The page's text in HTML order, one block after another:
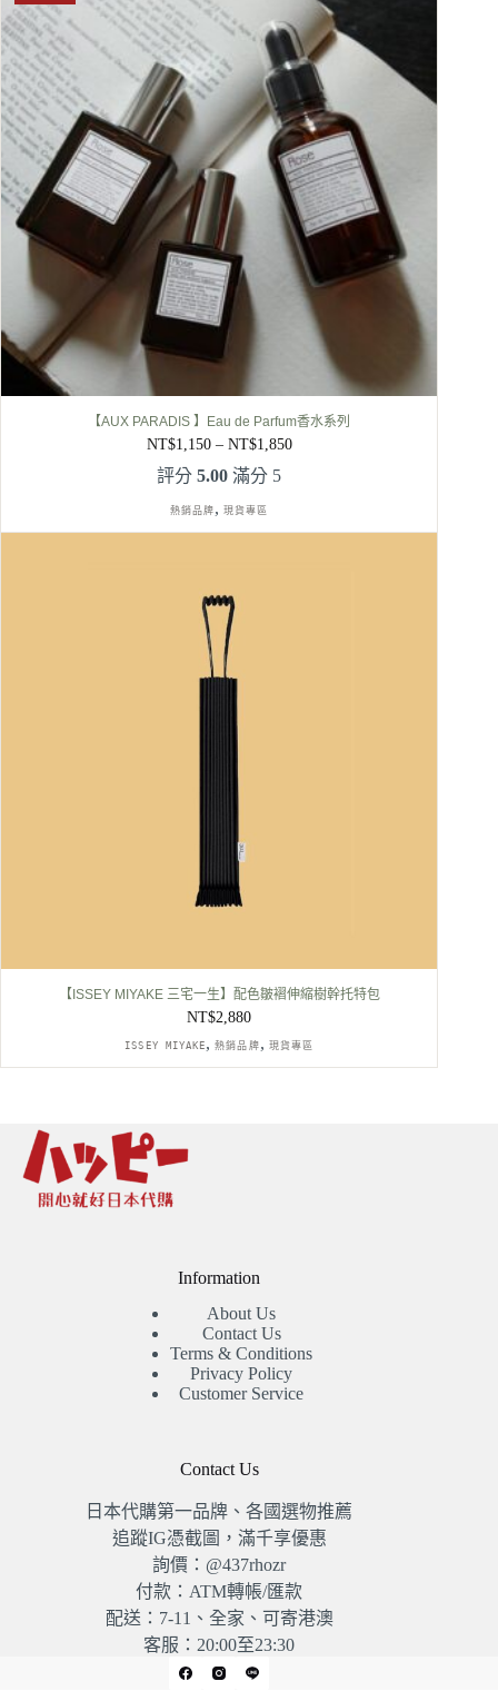
NT$790。
NT$660。
【AUX PARADIS 】Eau de Parfum香水系列
NT$1,150 – NT$1,850價
NT$1,150
評分5.00 滿分 5
熱銷品牌 ,現貨專區
【ISSEY MIYAKE 三宅一生】配色皺褶伸縮樹幹托特包
NT$2,880
ISSEY MIYAKE ,熱銷品牌 , 現貨專區
Information
About Us
Contact Us
Terms & Conditions
Privacy Policy
Customer Service
Contact Us
日本代購第一品牌、各國選物推薦
追蹤IG憑截圖，滿千享優惠
詢價：@437rhozr
付款：ATM轉帳/匯款
配送：7-11、全家、可寄港澳
客服：20:00至23:30